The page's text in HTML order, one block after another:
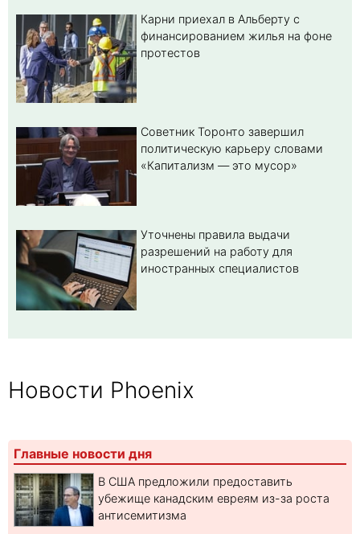
Карни приехал в Альберту с
финансированием жилья на фоне
протестов
Советник Торонто завершил
политическую карьеру словами
«Капитализм — это мусор»
Уточнены правила выдачи
разрешений на работу для
иностранных специалистов
Новости Phoenix
Главные новости дня
В США предложили предоставить
убежище канадским евреям из-за роста
антисемитизма